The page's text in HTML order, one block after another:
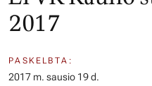
2017
PASKELBTA:
2017 m. sausio 19 d.